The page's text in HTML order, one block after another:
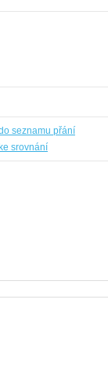
seznamu přání
srovnání